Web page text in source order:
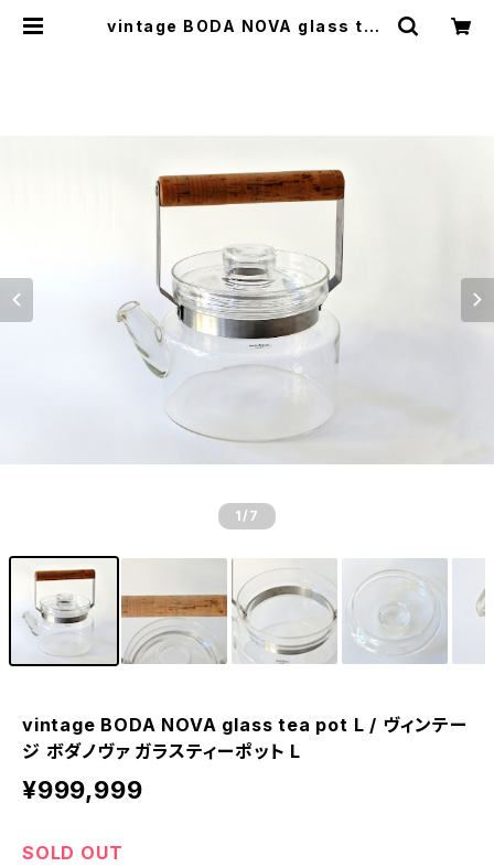
vintage BODA NOVA glass tea
1 /7
vintage BODA NOVA glass tea pot L / ヴィンテー
ジ ボダノヴァ ガラスティーポット L
¥999,999
SOLD OUT